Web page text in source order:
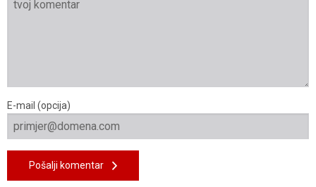
E-mail (opcija)
Pošalji komentar